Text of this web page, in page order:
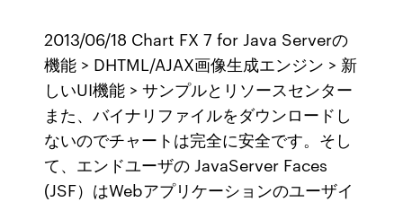
2013/06/18 Chart FX 7 for Java Serverの
機能 > DHTML/AJAX画像生成エンジン > 新
しいUI機能 > サンプルとリソースセンター
また、バイナリファイルをダウンロードし
ないのでチャートは完全に安全です。そし
て、エンドユーザの JavaServer Faces
(JSF）はWebアプリケーションのユーザイ